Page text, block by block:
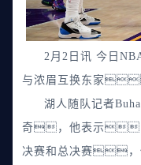
2月2日讯 今日
与浓眉互换东家
湖人随队记者
奇，他表示：
决赛和总决赛，